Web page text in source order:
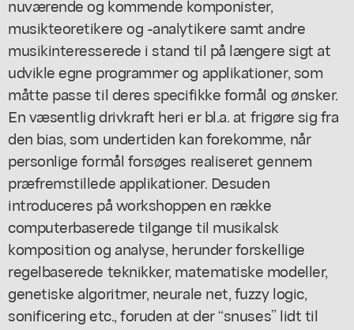
nuværende og kommende komponister,
musikteoretikere og -analytikere samt andre
musikinteresserede i stand til på længere sigt at
udvikle egne programmer og applikationer, som
måtte passe til deres specifikke formål og ønsker.
En væsentlig drivkraft heri er bl.a. at frigøre sig fra
den bias, som undertiden kan forekomme, når
personlige formål forsøges realiseret gennem
præfremstillede applikationer. Desuden
introduceres på workshoppen en række
computerbaserede tilgange til musikalsk
komposition og analyse, herunder forskellige
regelbaserede teknikker, matematiske modeller,
genetiske algoritmer, neurale net, fuzzy logic,
sonificering etc., foruden at der “snuses” lidt til